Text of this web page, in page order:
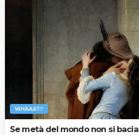
WHAAAT?
Se metà del mondo non si bacia